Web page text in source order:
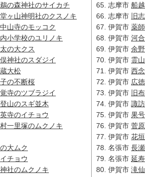
鵜の森神社のサイカチ
堂ヶ山神明社のクスノキ
中山寺のモッコク
小学校のユリノキ
の大クス
神社のスダジイ
大松
の不断桜
寺のツブラジイ
山のスギ並木
寺のイチョウ
一里塚のムクノキ
大ムク
チョウ
社のムクノキ
志摩市 船
志摩市 旧
伊賀市 薬
伊賀市 河
伊賀市 余
伊賀市 霊
伊賀市 西
伊賀市 広
伊賀市 旧
伊賀市 諏
伊賀市 果
伊賀市 菅
伊賀市 花
名張市 長
名張市 延
伊賀市 滝